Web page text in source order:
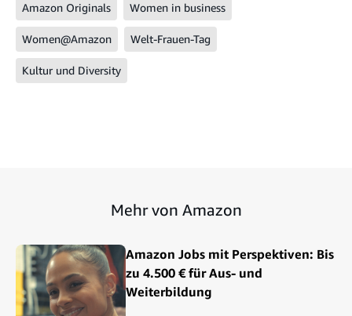
Amazon Originals Women in business
Women@Amazon Welt-Frauen-Tag
Kultur und Diversity
Mehr von Amazon
Amazon Jobs mit Perspektiven: Bis
zu 4.500 € für Aus- und
Weiterbildung